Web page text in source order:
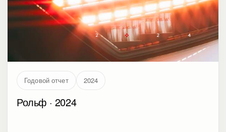
Годовой отчет 2024
Рольф · 2024